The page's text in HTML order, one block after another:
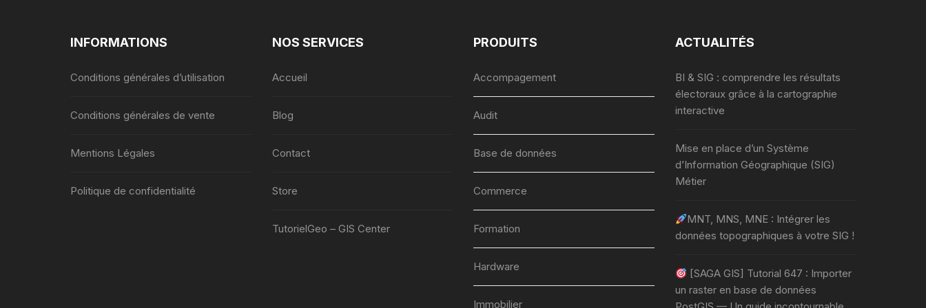
INFORMATIONS
Conditions générales d’utilisation
Conditions générales de vente
Mentions Légales
Politique de confidentialité
NOS SERVICES
Accueil
Blog
Contact
Store
TutorielGeo – GIS Center
PRODUITS
Accompagement
Audit
Base de données
Commerce
Formation
Hardware
Immobilier
ACTUALITÉS
BI & SIG : comprendre les résultats
électoraux grâce à la cartographie
interactive
Mise en place d’un Système
d’Information Géographique (SIG)
Métier
MNT, MNS, MNE : Intégrer les
données topographiques à votre SIG !
[SAGA GIS] Tutorial 647 : Importer
un raster en base de données